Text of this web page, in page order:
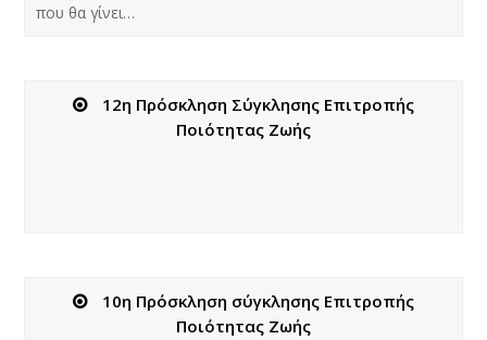
που θα γίνει…
12η Πρόσκληση Σύγκλησης Επιτροπής
Ποιότητας Ζωής
10η Πρόσκληση σύγκλησης Επιτροπής
Ποιότητας Ζωής